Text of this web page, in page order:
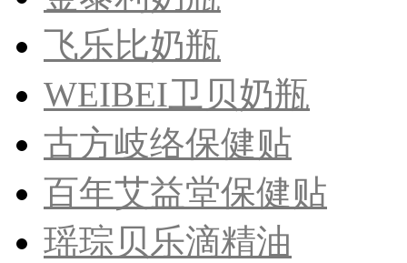
飞乐比奶瓶
WEIBEI卫贝奶瓶
古方岐络保健贴
​百年艾益堂保健贴
瑶琮贝乐滴精油